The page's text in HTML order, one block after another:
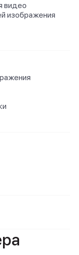
видео
изображения